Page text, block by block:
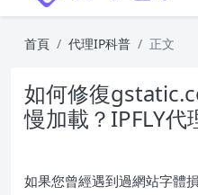
首頁 代理IP科普 正文
如何修復
慢加載？IPFLY代
如果您曾經遇到過網站字體